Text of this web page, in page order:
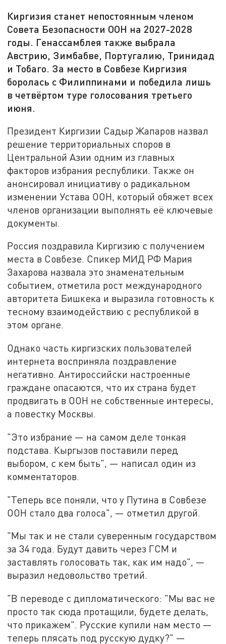
Киргизия станет непостоянным членом
Совета Безопасности ООН на 2027-2028
годы. Генассамблея также выбрала
Австрию, Зимбабве, Португалию, Тринидад
и Тобаго. За место в Совбезе Киргизия
боролась с Филиппинами и победила лишь
в четвёртом туре голосования третьего
июня.
Президент Киргизии Садыр Жапаров назвал
решение территориальных споров в
Центральной Азии одним из главных
факторов избрания республики. Также он
анонсировал инициативу о радикальном
изменении Устава ООН, который обяжет всех
членов организации выполнять её ключевые
документы.
Россия поздравила Киргизию с получением
места в Совбезе. Спикер МИД РФ Мария
Захарова назвала это знаменательным
событием, отметила рост международного
авторитета Бишкека и выразила готовность к
тесному взаимодействию с республикой в
этом органе.
Однако часть киргизских пользователей
интернета восприняла поздравление
негативно. Антироссийски настроенные
граждане опасаются, что их страна будет
продвигать в ООН не собственные интересы,
а повестку Москвы.
"Это избрание — на самом деле тонкая
подстава. Кыргызов поставили перед
выбором, с кем быть", — написал один из
комментаторов.
"Теперь все поняли, что у Путина в Совбезе
ООН стало два голоса", — отметил другой.
"Мы так и не стали суверенным государством
за 34 года. Будут давить через ГСМ и
заставлять голосовать так, как им надо", —
выразил недовольство третий.
"В переводе с дипломатического: "Мы вас не
просто так сюда протащили, будете делать,
что прикажем". Русские купили нам место —
теперь плясать под русскую дудку?" —